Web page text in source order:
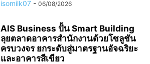
isomilk07 - 06/08/2026
AIS Business ปั้น Smart Building
ลุยตลาดอาคารสำนักงานด้วยโซลูชัน
ครบวงจร ยกระดับสู่มาตรฐานอัจฉริยะ
และอาคารสีเขียว